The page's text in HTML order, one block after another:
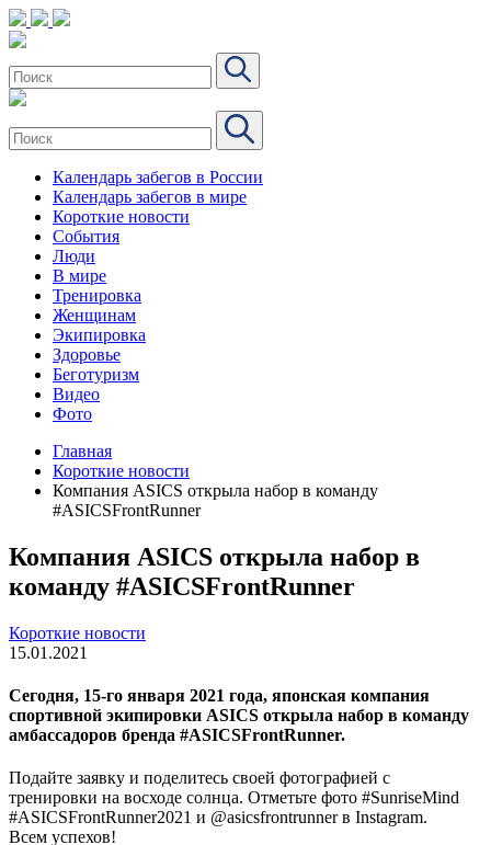
Календарь забегов в России
Календарь забегов в мире
Короткие новости
События
Люди
В мире
Тренировка
Женщинам
Экипировка
Здоровье
Беготуризм
Видео
Фото
Главная
Короткие новости
Компания ASICS открыла набор в команду
#ASICSFrontRunner
Компания ASICS открыла набор в
команду #ASICSFrontRunner
Короткие новости
15.01.2021
Сегодня, 15-го января 2021 года, японская компания
спортивной экипировки ASICS открыла набор в команду
амбассадоров бренда #ASICSFrontRunner.
Подайте заявку и поделитесь своей фотографией с
тренировки на восходе солнца. Отметьте фото #SunriseMind
#ASICSFrontRunner2021 и @asicsfrontrunner в Instagram.
Всем успехов!